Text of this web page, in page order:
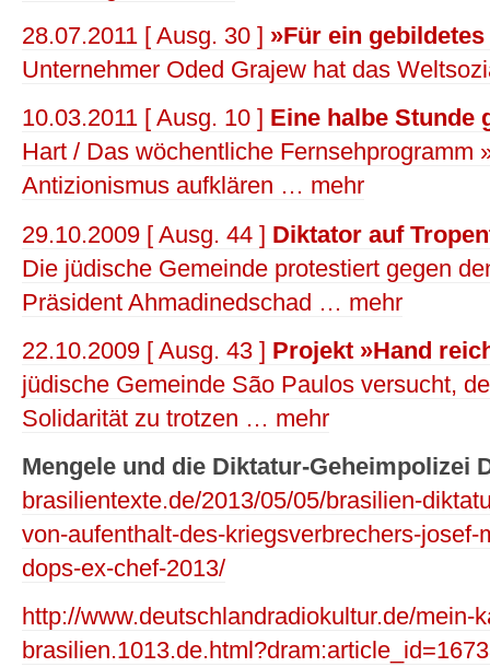
28.07.2011 [ Ausg. 30 ] »Für ein gebildetes
Unternehmer Oded Grajew hat das
10.03.2011 [ Ausg. 10 ] Eine halbe Stunde
Hart / Das wöchentliche Fernsehprogramm
Antizionismus aufklären … mehr
29.10.2009 [ Ausg. 44 ] Diktator auf
Die jüdische Gemeinde protestiert gegen
Präsident Ahmadinedschad … mehr
22.10.2009 [ Ausg. 43 ] Projekt »Hand
jüdische Gemeinde São Paulos versucht,
Solidarität zu trotzen … mehr
Mengele und die Diktatur-Geheimpolizei
brasilientexte.de/2013/05/05/brasilien-
von-aufenthalt-des-kriegsverbrechers-
dops-ex-chef-2013/
http://www.deutschlandradiokultur.de/mein-